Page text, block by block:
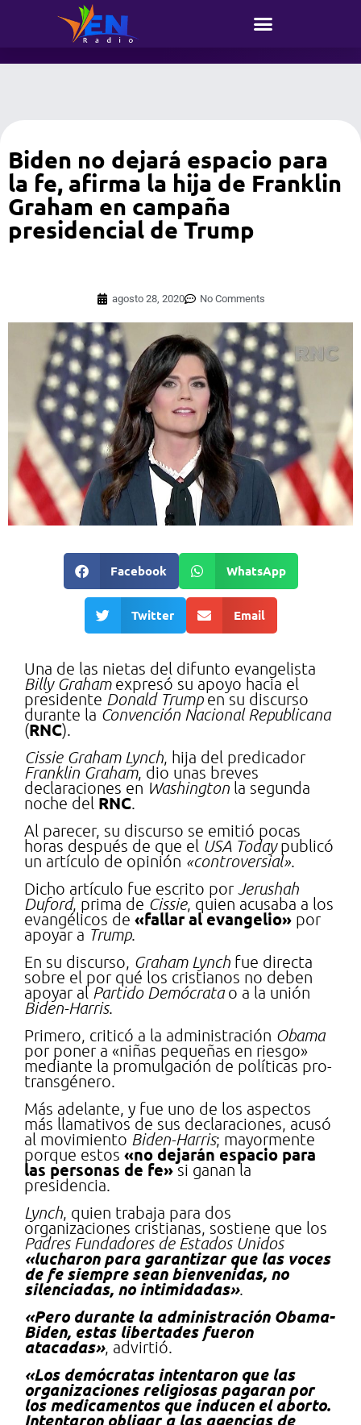
Biden no dejará espacio para
la fe, afirma la hija de Franklin
Graham en campaña
presidencial de Trump
agosto 28, 2020 No Comments
Facebook WhatsApp
Twitter Email
Una de las nietas del difunto evangelista
Billy Grahamexpresó su apoyo hacia el
presidente Donald Trumpen su discurso
durante la Convención Nacional Republicana
(RNC).
Cissie Graham Lynch, hija del predicador
Franklin Graham, dio unas breves
declaraciones en Washington la segunda
noche del RNC.
Al parecer, su discurso se emitió pocas
horas después de que el USA Todaypublicó
un artículo de opinión «controversial».
Dicho artículo fue escrito porJerushah
Duford, prima de Cissie, quien acusaba a los
evangélicos de «fallar al evangelio» por
apoyar a Trump.
En su discurso, Graham Lynch fue directa
sobre el por qué los cristianos no deben
apoyar al Partido Demócratao a la unión
Biden-Harris.
Primero, criticó a la administración Obama
por poner a «niñas pequeñas en riesgo»
mediante la promulgación de políticas pro-
transgénero.
Más adelante, y fue uno de los aspectos
más llamativos de sus declaraciones, acusó
al movimiento Biden-Harris; mayormente
porque estos «no dejarán espacio para
las personas de fe»si ganan la
presidencia.
Lynch, quien trabaja para dos
organizaciones cristianas, sostiene que los
Padres Fundadores de Estados Unidos
«lucharon para garantizar que las voces
de fe siempre sean bienvenidas, no
silenciadas, no intimidadas».
«Pero durante la administración Obama-
Biden, estas libertades fueron
atacadas», advirtió.
«Los demócratas intentaron que las
organizaciones religiosas pagaran por
los medicamentos que inducen el aborto.
Intentaron obligar a las agencias de